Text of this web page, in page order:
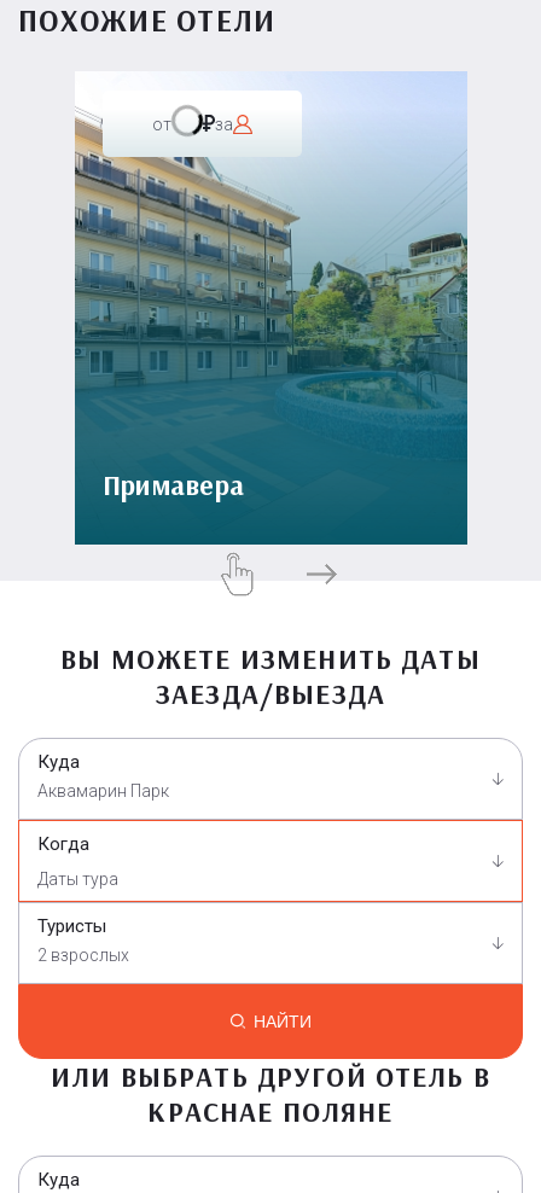
ПОХОЖИЕ ОТЕЛИ
от за
Примавера
ВЫ МОЖЕТЕ ИЗМЕНИТЬ ДАТЫ
ЗАЕЗДА/ВЫЕЗДА
Куда
Аквамарин Парк
Когда
Туристы
2 взрослых
НАЙТИ
ИЛИ ВЫБРАТЬ ДРУГОЙ ОТЕЛЬ В
КРАСНАЕ ПОЛЯНЕ
Куда